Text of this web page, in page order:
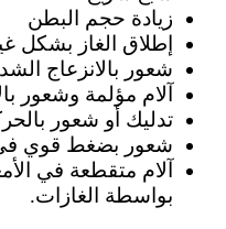
زيادة حجم البطن
إطلاق الغاز بشكل
شعور بالانزعاج
آلام مؤلمة وشعور
تدليك أو شعور
شعور بضغط قوي في
آلام متقطعة في
بواسطة الغازات.